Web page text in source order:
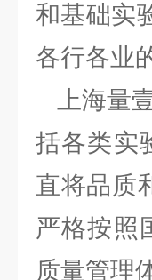
和基础实
各行各业
上海量
括各类实
直将品质
严格按照
质量管理